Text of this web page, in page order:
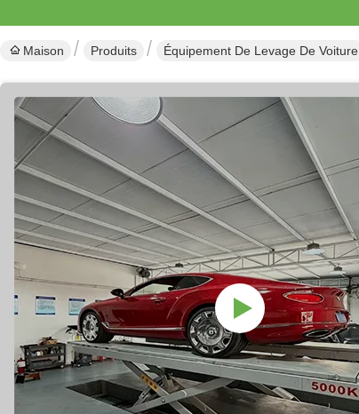
Maison Produits Équipement De Levage De Voiture